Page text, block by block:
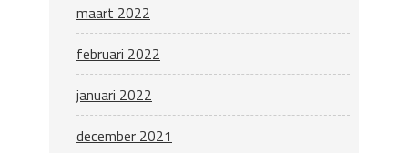
maart 2022
februari 2022
januari 2022
december 2021